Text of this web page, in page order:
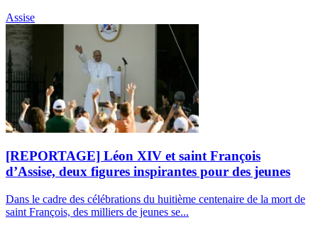
Assise
[REPORTAGE] Léon XIV et saint François
d’Assise, deux figures inspirantes pour des jeunes
Dans le cadre des célébrations du huitième centenaire de la mort de
saint François, des milliers de jeunes se...